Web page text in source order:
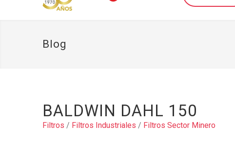
Blog
BALDWIN DAHL 150
Filtros / Filtros Industriales / Filtros Sector Minero